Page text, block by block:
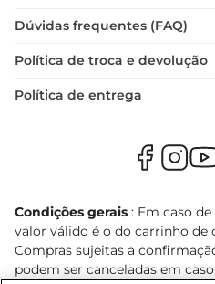
Dúvidas frequentes (FAQ)
Política de troca e devolução
Política de entrega
Condições gerais : Em caso
valor válido é o do carrinho de
Compras sujeitas a
podem ser canceladas em